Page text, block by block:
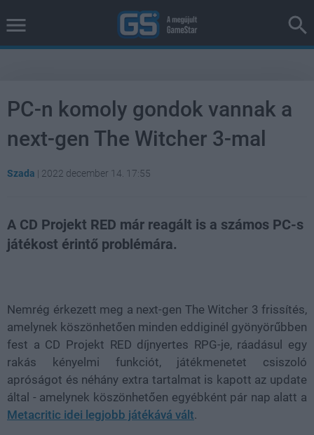
PC-n komoly gondok vannak a
next-gen The Witcher 3-mal
Szada | 2022 december 14. 17:55
A CD Projekt RED már reagált is a számos PC-s
játékost érintő problémára.
Nemrég érkezett meg a next-gen The Witcher 3 frissítés,
amelynek köszönhetően minden eddiginél gyönyörűbben
fest a CD Projekt RED díjnyertes RPG-je, ráadásul egy
rakás kényelmi funkciót, játékmenetet csiszoló
apróságot és néhány extra tartalmat is kapott az update
által - amelynek köszönhetően egyébként pár nap alatt a
Metacritic idei legjobb játékává vált.